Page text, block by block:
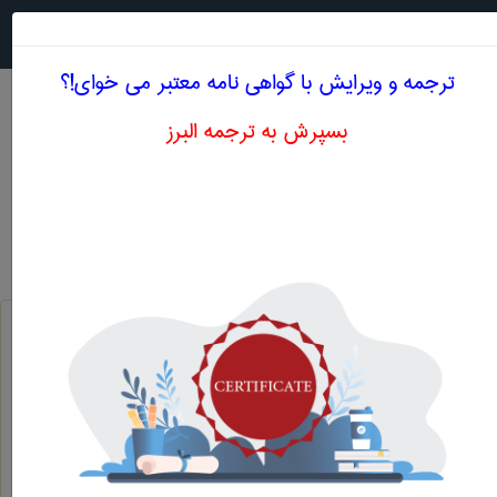
اصطلاحات تخصصی انگلیسی مهندسی عمران حرف L
labelling
ترجمه و ویرایش با گواهی نامه معتبر می خوای!؟
بسپرش به ترجمه البرز